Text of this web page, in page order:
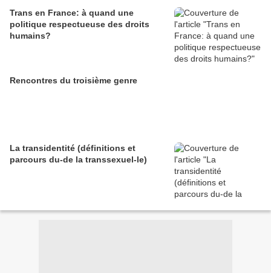
Trans en France: à quand une
politique respectueuse des droits
humains?
Rencontres du troisième genre
La transidentité (définitions et
parcours du-de la transsexuel-le)